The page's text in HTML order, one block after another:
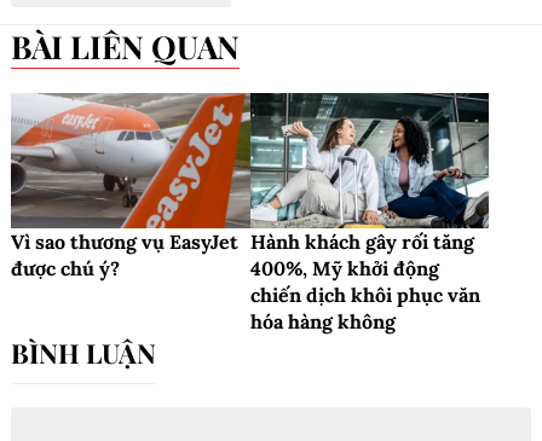
BÀI LIÊN QUAN
Vì sao thương vụ EasyJet
được chú ý?
Hành khách gây rối tăng
400%, Mỹ khởi động
chiến dịch khôi phục văn
hóa hàng không